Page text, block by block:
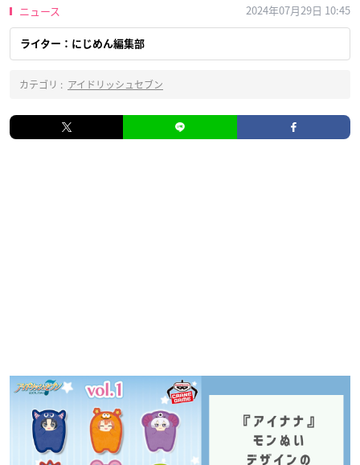
ニュース 2024年07月29日 10:45
ライター：にじめん編集部
カテゴリ : アイドリッシュセブン